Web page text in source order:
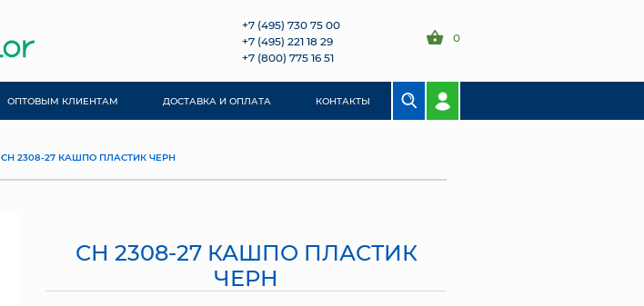
+7 (495) 730 75 00
+7 (495) 221 18 29
+7 (800) 775 16 51
0
ОПТОВЫМ КЛИЕНТАМ ДОСТАВКА И ОПЛАТА КОНТАКТЫ
СН 2308-27 КАШПО ПЛАСТИК ЧЕРН
СН 2308-27 КАШПО ПЛАСТИК
ЧЕРН